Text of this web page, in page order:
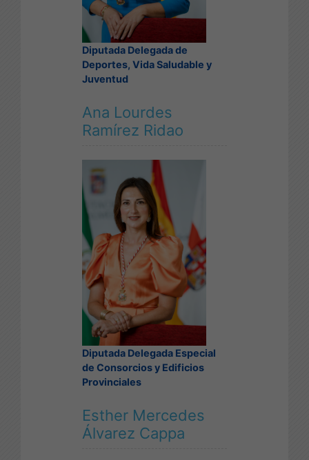
Diputada Delegada de
Deportes, Vida Saludable y
Juventud
Ana Lourdes
Ramírez Ridao
Diputada Delegada Especial
de Consorcios y Edificios
Provinciales
Esther Mercedes
Álvarez Cappa